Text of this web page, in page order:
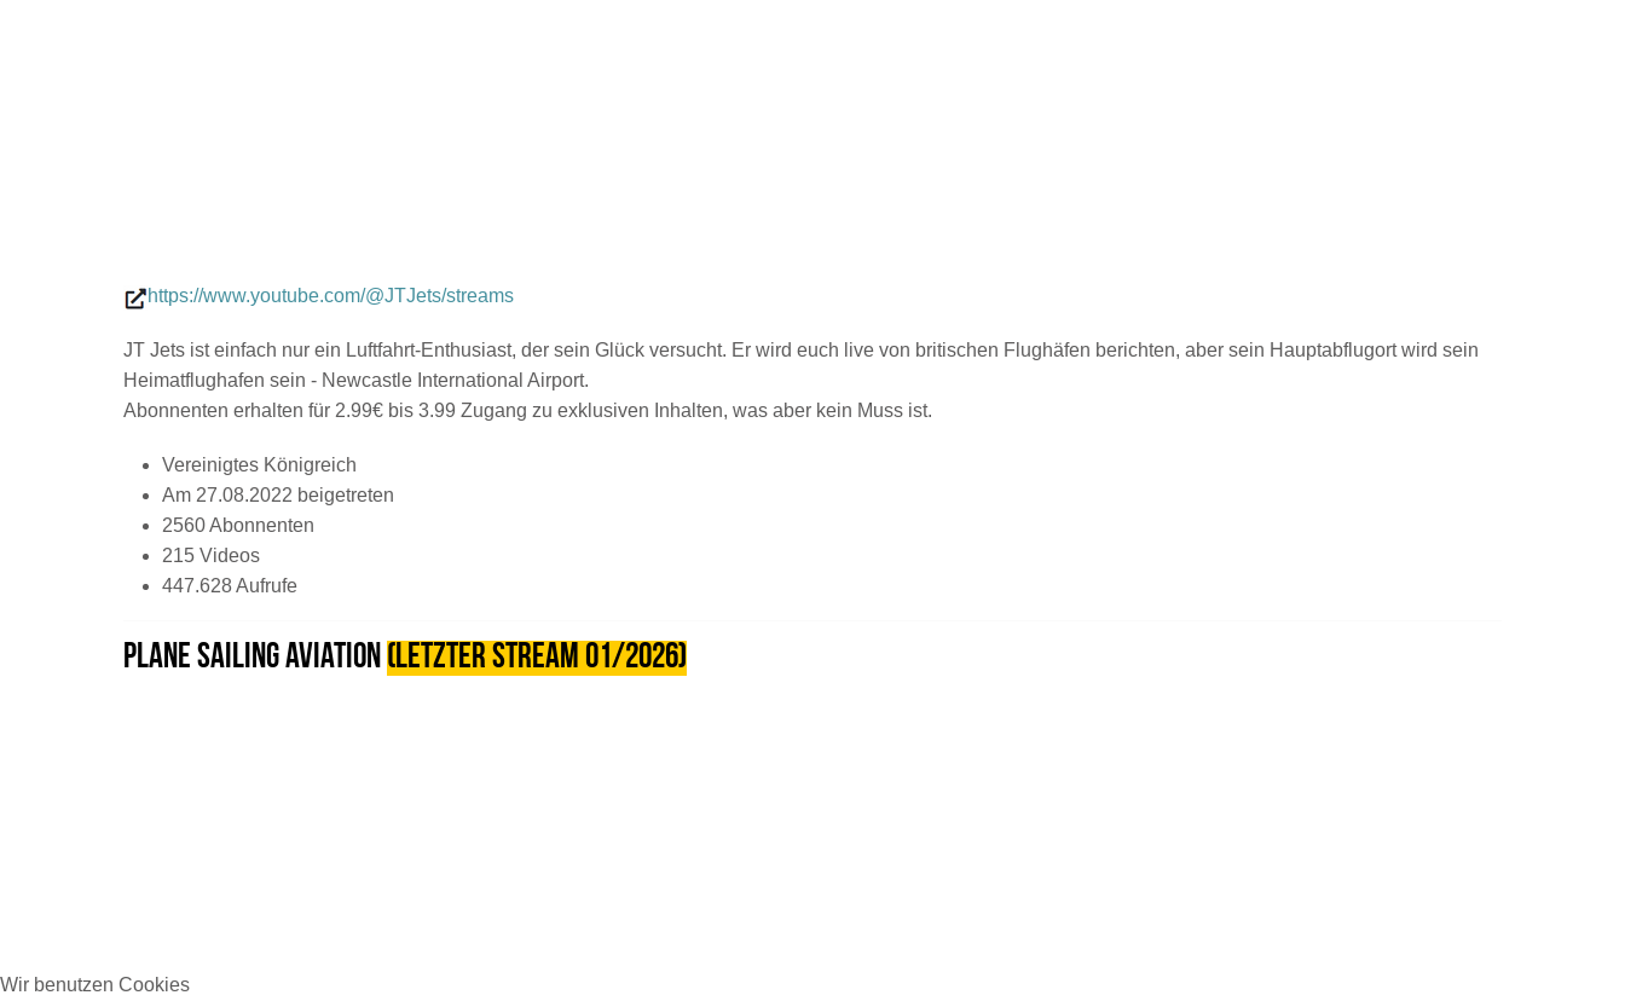
https://www.youtube.com/@JTJets/streams
JT Jets ist einfach nur ein Luftfahrt-Enthusiast, der sein Glück versucht. Er wird euch live von britischen Flughäfen berichten, aber sein Hauptabflugort wird sein
Heimatflughafen sein - Newcastle International Airport.
Abonnenten erhalten für 2.99€ bis 3.99 Zugang zu exklusiven Inhalten, was aber kein Muss ist.
Vereinigtes Königreich
Am 27.08.2022 beigetreten
2560 Abonnenten
215 Videos
447.628 Aufrufe
Plane Sailing Aviation (letzter stream 01/2026)
Wir benutzen Cookies